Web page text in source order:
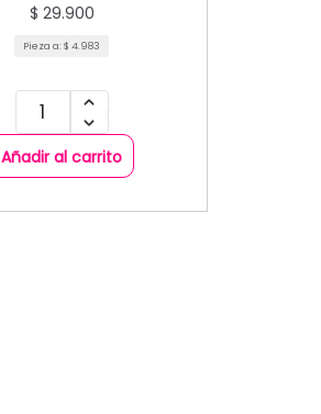
$ 29.900
Pieza a:$ 4.983
Añadir al carrito